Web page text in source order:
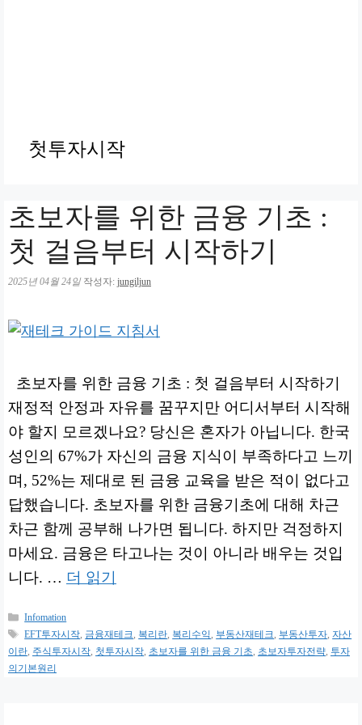
첫투자시작
초보자를 위한 금융 기초 :
첫 걸음부터 시작하기
2025년 04월 24일 작성자: jungiljun
초보자를 위한 금융 기초 : 첫 걸음부터 시작하기
재정적 안정과 자유를 꿈꾸지만 어디서부터 시작해
야 할지 모르겠나요? 당신은 혼자가 아닙니다. 한국
성인의 67%가 자신의 금융 지식이 부족하다고 느끼
며, 52%는 제대로 된 금융 교육을 받은 적이 없다고
답했습니다. 초보자를 위한 금융기초에 대해 차근
차근 함께 공부해 나가면 됩니다. 하지만 걱정하지
마세요. 금융은 타고나는 것이 아니라 배우는 것입
니다. … 더 읽기
카
테
고
리
Infomation
태
그
EFT투자시작, 금융재테크, 복리란, 복리수익, 부동산재테크, 부동산투자,자산
이란, 주식투자시작, 첫투자시작, 초보자를 위한 금융 기초, 초보자투자전략, 투자
의기본원리